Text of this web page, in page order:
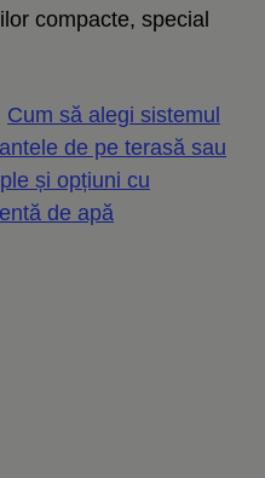
compacte, special
Cum să alegi sistemul
de pe terasă sau
și opțiuni cu
de apă